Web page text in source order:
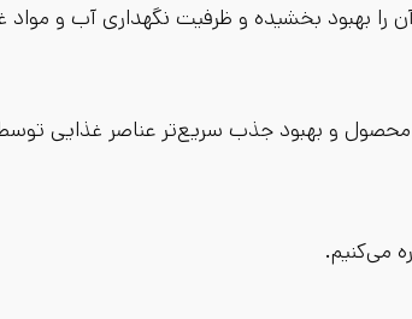
را بهبود بخشیده و ظرفیت نگهداری آب و مواد
محصول و بهبود جذب سریع‌تر عناصر غذایی
می‌کنیم.